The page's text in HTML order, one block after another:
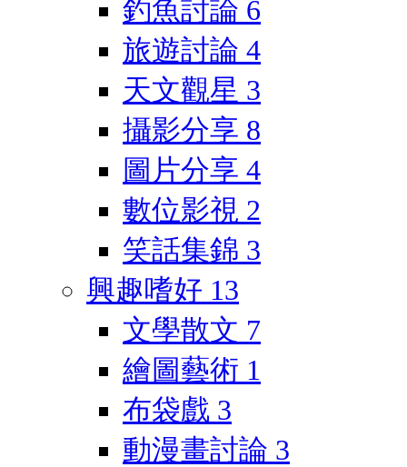
釣魚討論 6
旅遊討論 4
天文觀星 3
攝影分享 8
圖片分享 4
數位影視 2
笑話集錦 3
興趣嗜好 13
文學散文 7
繪圖藝術 1
布袋戲 3
動漫畫討論 3